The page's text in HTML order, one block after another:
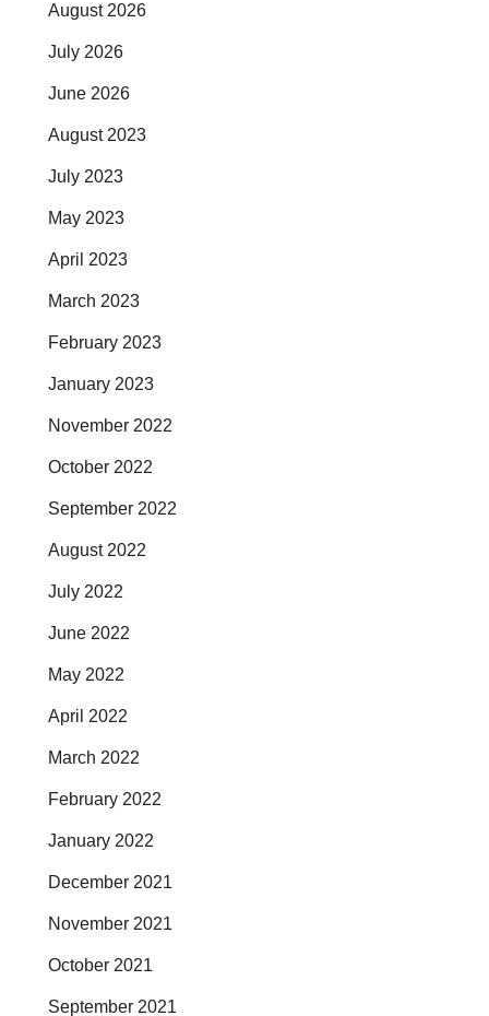
August 2026
July 2026
June 2026
August 2023
July 2023
May 2023
April 2023
March 2023
February 2023
January 2023
November 2022
October 2022
September 2022
August 2022
July 2022
June 2022
May 2022
April 2022
March 2022
February 2022
January 2022
December 2021
November 2021
October 2021
September 2021